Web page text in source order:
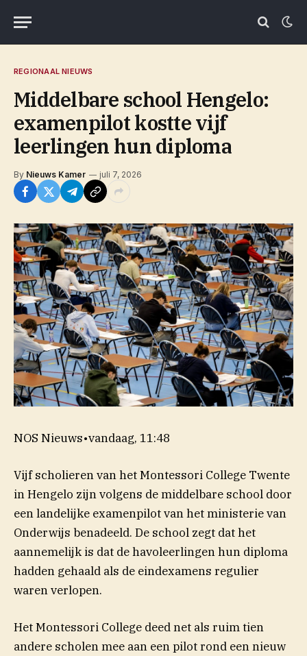
REGIONAAL NIEUWS
Middelbare school Hengelo:
examenpilot kostte vijf
leerlingen hun diploma
By Nieuws Kamer juli 7, 2026
NOS Nieuws•vandaag, 11:48
Vijf scholieren van het Montessori College Twente
in Hengelo zijn volgens de middelbare school door
een landelijke examenpilot van het ministerie van
Onderwijs benadeeld. De school zegt dat het
aannemelijk is dat de havoleerlingen hun diploma
hadden gehaald als de eindexamens regulier
waren verlopen.
Het Montessori College deed net als ruim tien
andere scholen mee aan een pilot rond een nieuw